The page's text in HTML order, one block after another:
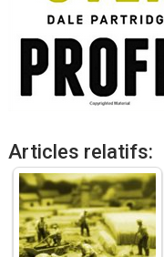
Articles relatifs: